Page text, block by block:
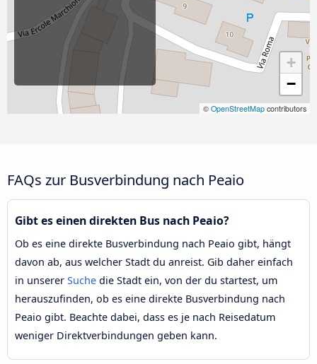
+
−
© OpenStreetMap contributors
FAQs zur Busverbindung nach Peaio
Gibt es einen direkten Bus nach Peaio?
Ob es eine direkte Busverbindung nach Peaio gibt, hängt
davon ab, aus welcher Stadt du anreist. Gib daher einfach
in unserer Suche die Stadt ein, von der du startest, um
herauszufinden, ob es eine direkte Busverbindung nach
Peaio gibt. Beachte dabei, dass es je nach Reisedatum
weniger Direktverbindungen geben kann.